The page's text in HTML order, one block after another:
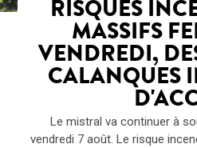
RISQUES
MASSIFS
VENDREDI,
CALANQUES
Le mistral va continuer à
vendredi 7 août. Le risque